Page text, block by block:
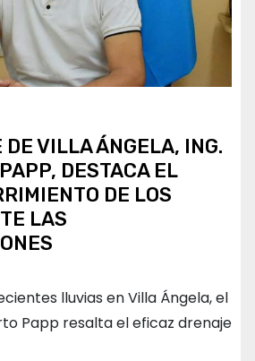
VILLA ÁNGELA, ING.
DESTACA EL
DE LOS
LAS
lluvias en Villa Ángela, el
Papp resalta el eficaz drenaje